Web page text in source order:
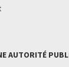
AUTORITÉ